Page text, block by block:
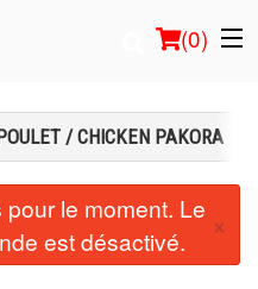
(0)
/ CHICKEN PAKORA
le moment. Le
est désactivé.
×